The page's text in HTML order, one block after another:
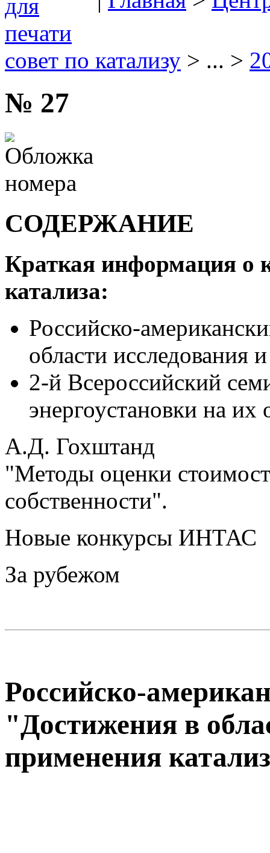
совет по катализу > ... >
№ 27
СОДЕРЖАНИЕ
Краткая информация о
катализа:
Российско-
области исследования
2-й Всероссийский
энергоустановки на их
А.Д. Гохштанд
"Методы оценки
собственности".
Новые конкурсы ИНТАС
За рубежом
Российско-
"Достижения в
применения